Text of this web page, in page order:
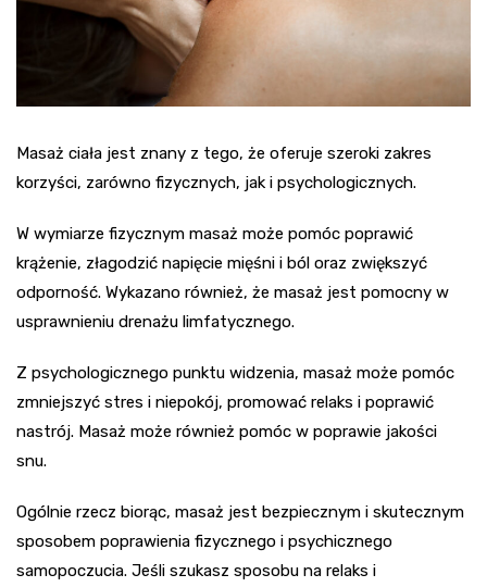
Masaż ciała jest znany z tego, że oferuje szeroki zakres
korzyści, zarówno fizycznych, jak i psychologicznych.
W wymiarze fizycznym masaż może pomóc poprawić
krążenie, złagodzić napięcie mięśni i ból oraz zwiększyć
odporność. Wykazano również, że masaż jest pomocny w
usprawnieniu drenażu limfatycznego.
Z psychologicznego punktu widzenia, masaż może pomóc
zmniejszyć stres i niepokój, promować relaks i poprawić
nastrój. Masaż może również pomóc w poprawie jakości
snu.
Ogólnie rzecz biorąc, masaż jest bezpiecznym i skutecznym
sposobem poprawienia fizycznego i psychicznego
samopoczucia. Jeśli szukasz sposobu na relaks i